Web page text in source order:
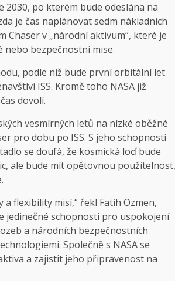
2030, po kterém bude odeslána na
je čas naplánovat sedm nákladních
Chaser v „národní aktivum“, které je
bezpečnostní mise.
podle níž bude první orbitální let
ISS. Kromě toho NASA již
dovolí.
vesmírných letů na nízké oběžné
pro dobu po ISS. S jeho schopností
se doufá, že kosmická loď bude
ale bude mít opětovnou použitelnost,
flexibility misí,“ řekl Fatih Ozmen,
jedinečné schopnosti pro uspokojení
a národních bezpečnostních
Společně s NASA se
a zajistit jeho připravenost na